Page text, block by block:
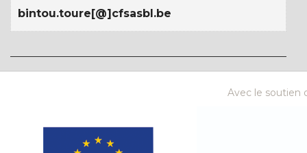
bintou.toure[@]cfsasbl.be
Avec le soutien